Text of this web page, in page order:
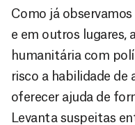
Como já
e em outros lugares,
humanitária com
risco a habilidade de
oferecer ajuda de
Levanta suspeitas